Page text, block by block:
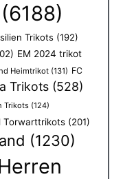
(6188)
Trikots (192)
EM 2024 trikot
Heimtrikot (131) FC
Trikots (528)
Trikots (124)
Torwarttrikots (201)
(1230)